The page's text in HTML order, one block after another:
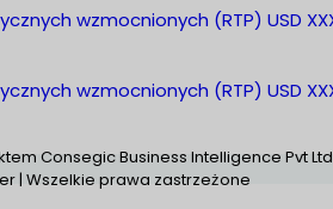
wzmocnionych (RTP) USD
wzmocnionych (RTP) USD
Consegic Business Intelligence Pvt Ltd
| Wszelkie prawa zastrzeżone